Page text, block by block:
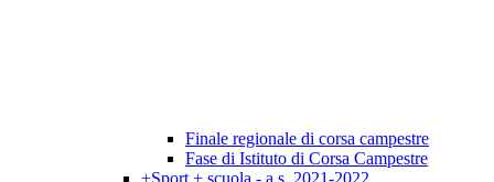
Finale regionale di corsa campestre
Fase di Istituto di Corsa Campestre